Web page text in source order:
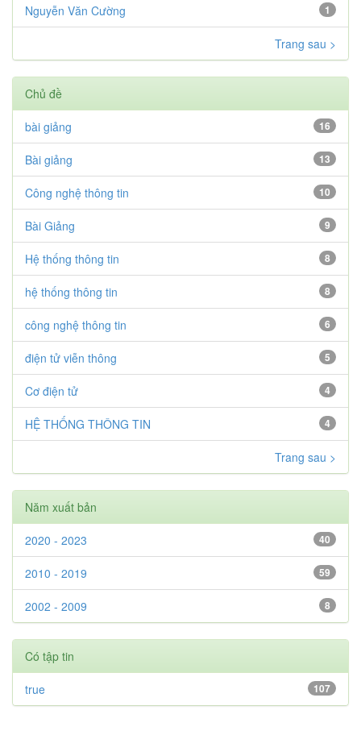
1
Nguyễn Văn Cường
Trang sau >
Chủ đề
16
bài giảng
13
Bài giảng
10
Công nghệ thông tin
9
Bài Giảng
8
Hệ thống thông tin
8
hệ thống thông tin
6
công nghệ thông tin
5
điện tử viễn thông
4
Cơ điện tử
4
HỆ THỐNG THÔNG TIN
Trang sau >
Năm xuất bản
40
2020 - 2023
59
2010 - 2019
8
2002 - 2009
Có tập tin
107
true